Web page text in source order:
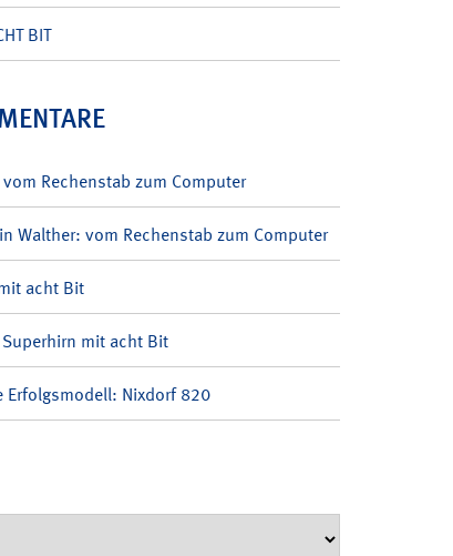
BIT
Rechenstab zum Computer
Walther: vom Rechenstab zum Computer
acht Bit
Superhirn mit acht Bit
Erfolgsmodell: Nixdorf 820